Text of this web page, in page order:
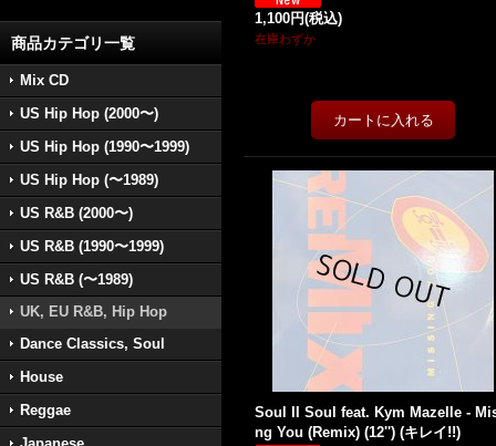
商品カテゴリ一覧
Mix CD
US Hip Hop (2000〜)
US Hip Hop (1990〜1999)
US Hip Hop (〜1989)
US R&B (2000〜)
US R&B (1990〜1999)
US R&B (〜1989)
UK, EU R&B, Hip Hop
Dance Classics, Soul
House
Reggae
1,100円(税込)
在庫わずか
Soul II Soul feat. Kym Mazelle -
ng You (Remix) (12'') (キレイ!!)